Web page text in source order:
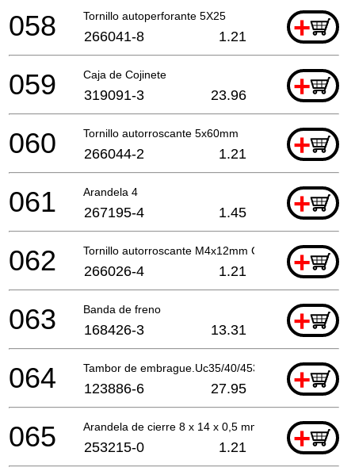
Tornillo autoperforante 5X25 +
058 266041-8 1.21
Caja de Cojinete +
059 319091-3 23.96
Tornillo autorroscante 5x60mm +
060 266044-2 1.21
Arandela 4 +
061 267195-4 1.45
Tornillo autorroscante M4x12mm Ck +
062 266026-4 1.21
Banda de freno +
063 168426-3 13.31
Tambor de embrague.Uc35/40/4530A A +
064 123886-6 27.95
Arandela de cierre 8 x 14 x 0,5 mm +
065 253215-0 1.21